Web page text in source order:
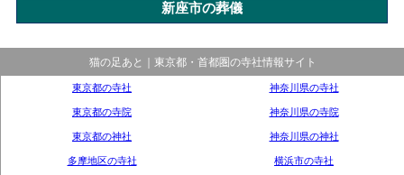
新座市の葬儀
猫の足あと｜東京都・首都圏の寺社情報サイト
東京都の寺社
東京都の寺院
東京都の神社
多摩地区の寺社
神奈川県の寺社
神奈川県の寺院
神奈川県の神社
横浜市の寺社